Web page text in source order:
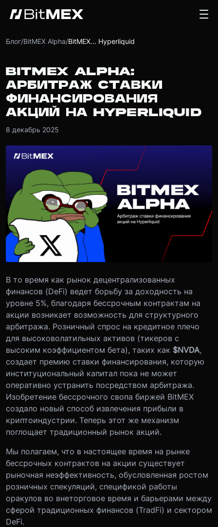
Блог/BitMEX Alpha/BitMEX... Hyperliquid
BITMEX ALPHA:
АРБИТРАЖ СТАВКИ
ФИНАНСИРОВАНИЯ
АКЦИЙ НА HYPERLIQUID
8 декабрь 2025
В то время как рынок децентрализованных
финансов (DeFi) ведет борьбу за доходность на
уровне 5%, благодаря бессрочным контрактам на
акции возникает возможность для структурного
арбитража. Розничный спрос на кредитное плечо
для высоковолатильных активов (тикеров с
высоким коэффициентом бета), таких как $NVDA,
создает премию ставки финансирования, которую
институциональный капитал пока не может
оперативно устранить посредством арбитража.
Изобретение бессрочного свопа биржей BitMEX
создало новый способ извлечения прибыли в
криптоиндустрии. Теперь этот же механизм
поглощает традиционный рынок акций.
Мы полагаем, что в настоящее время на рынке
бессрочных контрактов на акции существует
рыночная неэффективность, обусловленная ростом
розничных спекуляций, спецификой работы
оракулов во внеторговое время и барьерами между
сферой традиционных финансов (TradFi) и сектором
DeFi.